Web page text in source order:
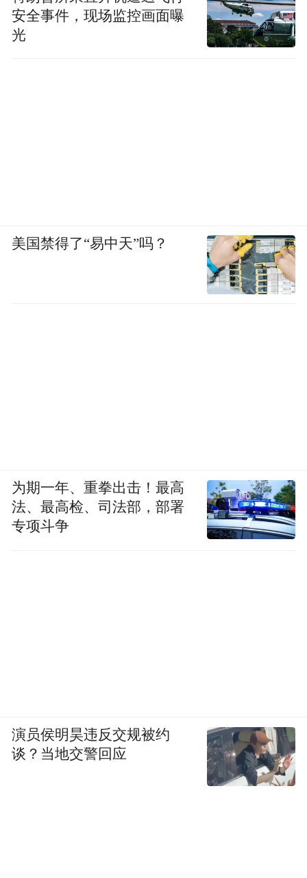
安全事件，现场监控画面曝
光
美国禁得了“易中天”吗？
为期一年、重拳出击！最高
法、最高检、司法部，部署
专项斗争
演员侯明昊违反交规被约
谈？当地交警回应